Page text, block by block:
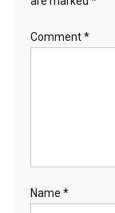
Comment*
Name *